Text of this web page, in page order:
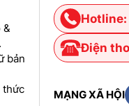
Đắk Nông
Đồng Nai
&
bản
thức
Hotline:
Điện
MẠNG XÃ HỘI